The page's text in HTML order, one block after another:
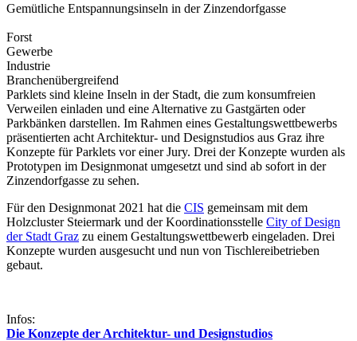
Gemütliche Entspannungsinseln in der Zinzendorfgasse
Forst
Gewerbe
Industrie
Branchenübergreifend
Parklets sind kleine Inseln in der Stadt, die zum konsumfreien
Verweilen einladen und eine Alternative zu Gastgärten oder
Parkbänken darstellen. Im Rahmen eines Gestaltungswettbewerbs
präsentierten acht Architektur- und Designstudios aus Graz ihre
Konzepte für Parklets vor einer Jury. Drei der Konzepte wurden als
Prototypen im Designmonat umgesetzt und sind ab sofort in der
Zinzendorfgasse zu sehen.
Für den Designmonat 2021 hat die CIS gemeinsam mit dem
Holzcluster Steiermark und der Koordinationsstelle City of Design
der Stadt Graz zu einem Gestaltungswettbewerb eingeladen. Drei
Konzepte wurden ausgesucht und nun von Tischlereibetrieben
gebaut.
Infos:
Die Konzepte der Architektur- und Designstudios